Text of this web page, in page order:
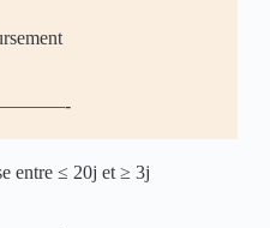
entre ≤ 20j et ≥ 3j